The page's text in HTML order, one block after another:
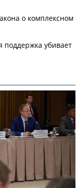
о комплексном
поддержка убивает